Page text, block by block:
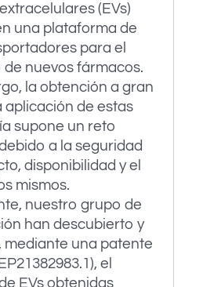
(EVs)
una plataforma de
para el
nuevos fármacos.
la obtención a gran
aplicación de estas
supone un reto
a la seguridad
disponibilidad y el
mismos.
nuestro grupo de
han descubierto y
mediante una patente
el
EVs obtenidas